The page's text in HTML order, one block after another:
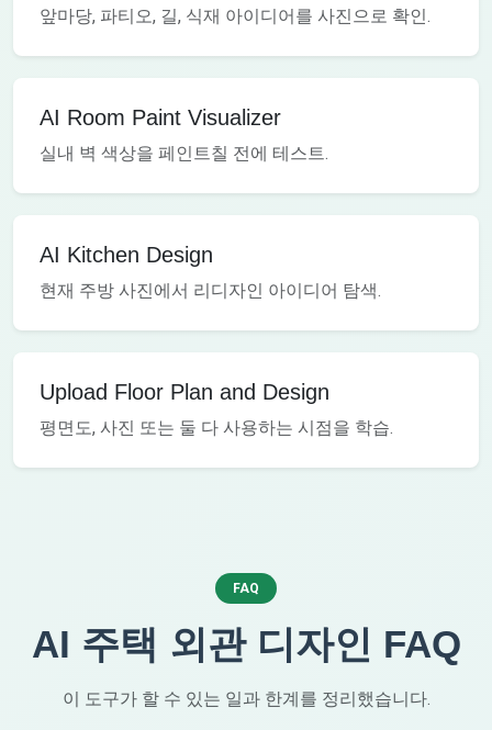
앞마당, 파티오, 길, 식재 아이디어를 사진으로 확인.
AI Room Paint Visualizer
실내 벽 색상을 페인트칠 전에 테스트.
AI Kitchen Design
현재 주방 사진에서 리디자인 아이디어 탐색.
Upload Floor Plan and Design
평면도, 사진 또는 둘 다 사용하는 시점을 학습.
FAQ
AI 주택 외관 디자인 FAQ
이 도구가 할 수 있는 일과 한계를 정리했습니다.